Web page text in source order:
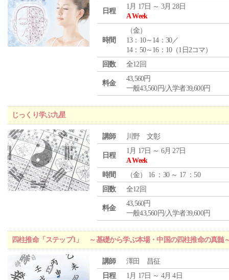
日程
1月 17日 ～ 3月 28日
A Week
時間
（金）
13：10～14：30／
14：50～16：10（1日2コマ）
回数
全12回
料金
43,560円
一般43,560円/入学者39,600円
じっくり学ぶ九星
講師 川野 文彰
日程
1月 17日 ～ 6月 27日
A Week
時間
（金） 16 ：30 ～ 17 ：50
回数
全12回
料金
43,560円
一般43,560円/入学者39,600円
四柱推命「ステップ1」 ～基礎から学ぶ本場・中国の四柱推命の真髄
講師
澤田 昌征
日程
1月 17日 ～ 4月 4日